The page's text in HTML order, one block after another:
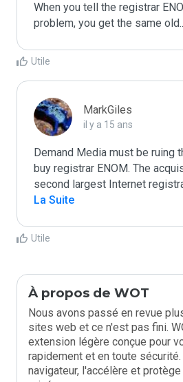
When you tell the registrar
problem, you get the same old
Utile
MarkGiles
il y a 15 ans
Demand Media must be ruing
buy registrar ENOM. The
second largest Internet
La Suite
Utile
À propos de WOT
Nous avons passé en revue
sites web et ce n'est pas fini.
extension légère conçue pour
rapidement et en toute
navigateur, l'accélère et